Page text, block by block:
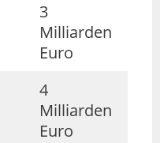
3
Milliarden
Euro
4
Milliarden
Euro